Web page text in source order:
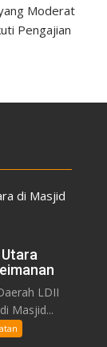
Moderat
Pengajian
LDII
Masjid...